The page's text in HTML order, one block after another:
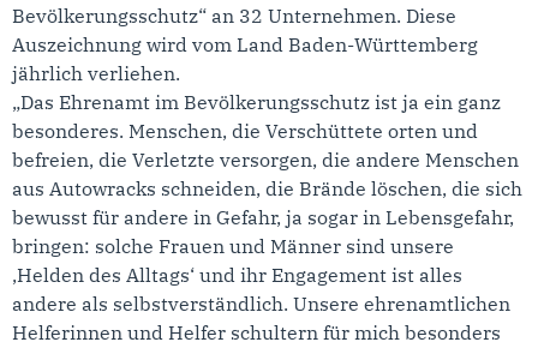
Bevölkerungsschutz“ an 32 Unternehmen. Diese
Auszeichnung wird vom Land Baden-Württemberg
jährlich verliehen.
„Das Ehrenamt im Bevölkerungsschutz ist ja ein ganz
besonderes. Menschen, die Verschüttete orten und
befreien, die Verletzte versorgen, die andere Menschen
aus Autowracks schneiden, die Brände löschen, die sich
bewusst für andere in Gefahr, ja sogar in Lebensgefahr,
bringen: solche Frauen und Männer sind unsere
‚Helden des Alltags‘ und ihr Engagement ist alles
andere als selbstverständlich. Unsere ehrenamtlichen
Helferinnen und Helfer schultern für mich besonders